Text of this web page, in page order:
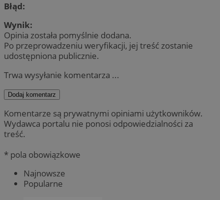
Błąd:
Wynik:
Opinia została pomyślnie dodana.
Po przeprowadzeniu weryfikacji, jej treść zostanie
udostępniona publicznie.
Trwa wysyłanie komentarza ...
Dodaj komentarz
Komentarze są prywatnymi opiniami użytkowników.
Wydawca portalu nie ponosi odpowiedzialności za
treść.
* pola obowiązkowe
Najnowsze
Popularne